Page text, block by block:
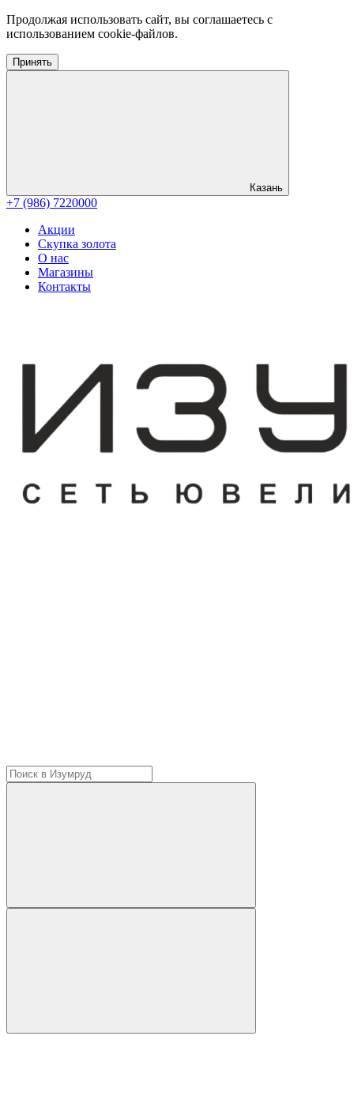
Продолжая использовать сайт, вы соглашаетесь с
использованием cookie-файлов.
Принять
Казань
+7 (986) 7220000
Акции
Скупка золота
О нас
Магазины
Контакты